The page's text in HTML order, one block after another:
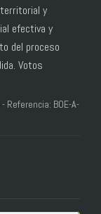
y
efectiva y
del proceso
Votos
BOE-A-